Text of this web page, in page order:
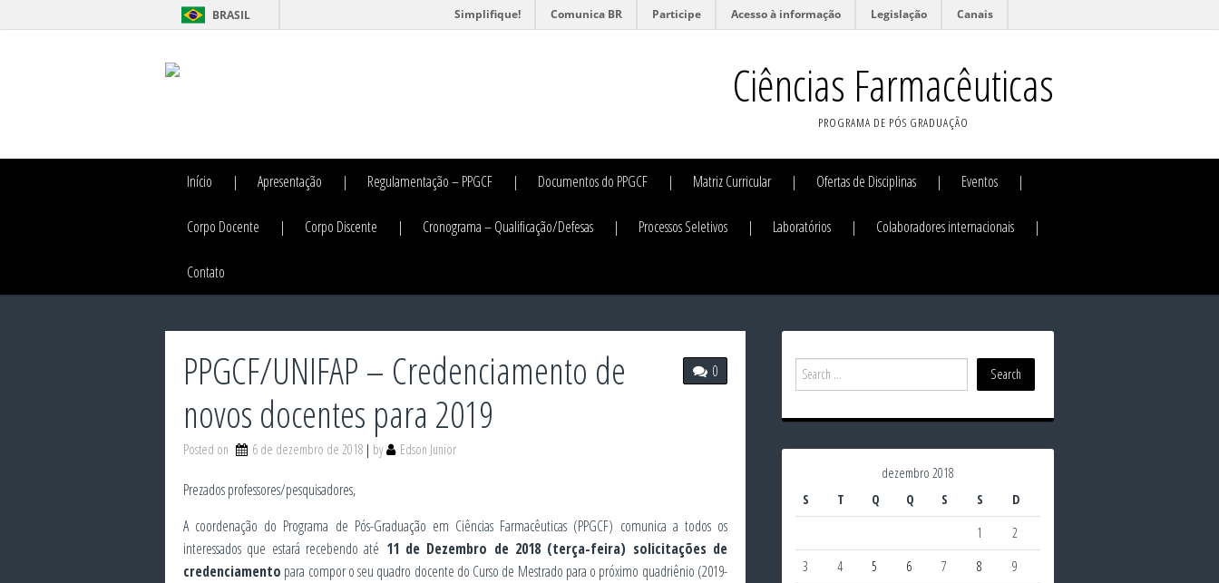
BRASIL Simplifique! Comunica BR Participe Acesso à informação Legislação Canais
Ciências Farmacêuticas
PROGRAMA DE PÓS GRADUAÇÃO
Início Apresentação Regulamentação – PPGCF Documentos do PPGCF Matriz Curricular Ofertas de Disciplinas Eventos
Corpo Docente Corpo Discente Cronograma – Qualificação/Defesas Processos Seletivos Laboratórios Colaboradores internacionais
Contato
0
PPGCF/UNIFAP – Credenciamento de
novos docentes para 2019
Posted on 6 de dezembro de 2018 by Edson Junior
Prezados professores/pesquisadores,
A coordenação do Programa de Pós-Graduação em Ciências Farmacêuticas (PPGCF) comunica a todos os
interessados que estará recebendo até 11 de Dezembro de 2018 (terça-feira) solicitações de
credenciamento para compor o seu quadro docente do Curso de Mestrado para o próximo quadriênio (2019-
dezembro 2018
S
T Q Q S S
D
1
2
3
4 5 6 7 8
9